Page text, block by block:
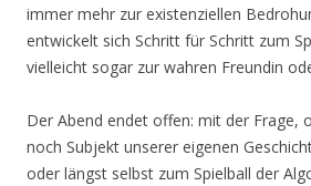
immer mehr zur existenziellen
entwickelt sich Schritt für Schritt zum
vielleicht sogar zur wahren Freundin
Der Abend endet offen: mit der Frage,
noch Subjekt unserer eigenen
oder längst selbst zum Spielball der